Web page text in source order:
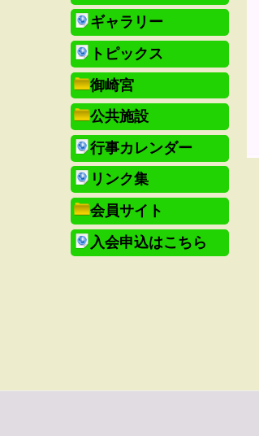
ギャラリー
トピックス
御崎宮
公共施設
行事カレンダー
リンク集
会員サイト
入会申込はこちら